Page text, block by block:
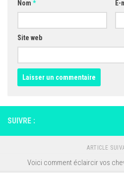
Nom * E-
Site web
SUIVRE :
ARTICLE
Voici comment éclaircir vos